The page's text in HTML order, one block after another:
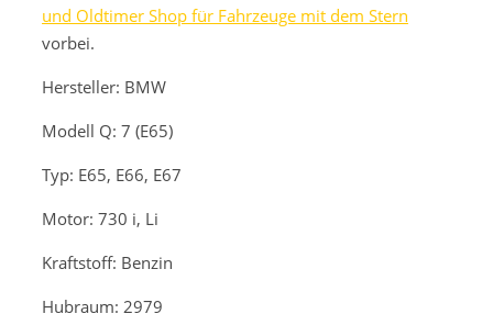
und Oldtimer Shop für Fahrzeuge mit dem Stern
vorbei.
Hersteller: BMW
Modell Q: 7 (E65)
Typ: E65, E66, E67
Motor: 730 i, Li
Kraftstoff: Benzin
Hubraum: 2979